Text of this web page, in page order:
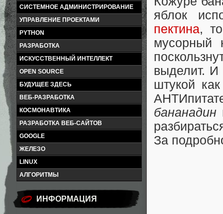
СИСТЕМНОЕ АДМИНИСТРИРОВАНИЕ
УПРАВЛЕНИЕ ПРОЕКТАМИ
PYTHON
РАЗРАБОТКА
ИСКУССТВЕННЫЙ ИНТЕЛЛЕКТ
OPEN SOURCE
БУДУЩЕЕ ЗДЕСЬ
ВЕБ-РАЗРАБОТКА
КОСМОНАВТИКА
РАЗРАБОТКА ВЕБ-САЙТОВ
GOOGLE
ЖЕЛЕЗО
LINUX
АЛГОРИТМЫ
ИНФОРМАЦИЯ
яблок
пектина,
мусорный
выделит. И
штукой
бананадин
За